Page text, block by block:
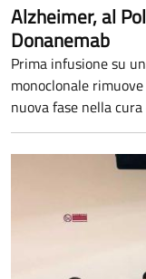
Alzheimer, al
Donanemab
Prima infusione su
monoclonale
nuova fase nella